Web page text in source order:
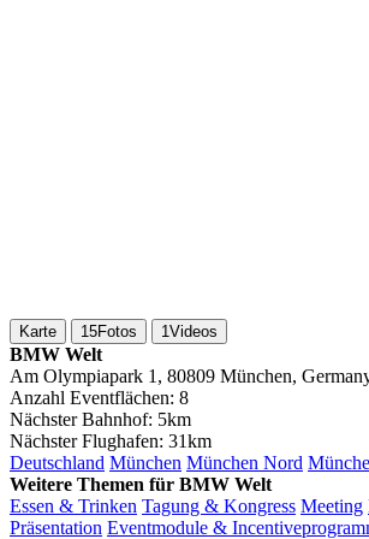
Karte 15Fotos 1Videos
BMW Welt
Am Olympiapark 1, 80809 München,
Anzahl Eventflächen: 8
Nächster Bahnhof: 5km
Nächster Flughafen: 31km
Deutschland München München Nord
Weitere Themen für BMW Welt
Essen & Trinken Tagung & Kongress Meeting
Präsentation Eventmodule &